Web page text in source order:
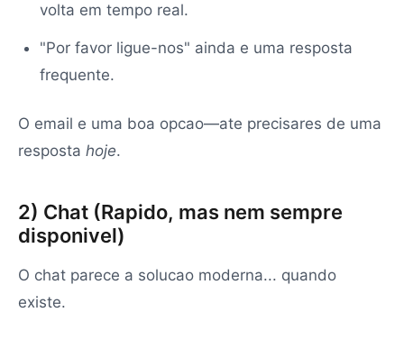
volta em tempo real.
"Por favor ligue-nos" ainda e uma resposta
frequente.
O email e uma boa opcao—ate precisares de uma
resposta hoje.
2) Chat (Rapido, mas nem sempre
disponivel)
O chat parece a solucao moderna... quando
existe.